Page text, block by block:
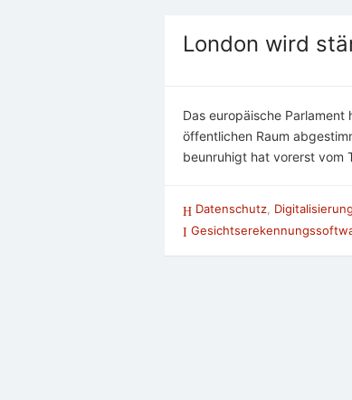
London wird
Das europäische
öffentlichen Raum
beunruhigt hat vorerst vom
Datenschutz, Digitalisierung